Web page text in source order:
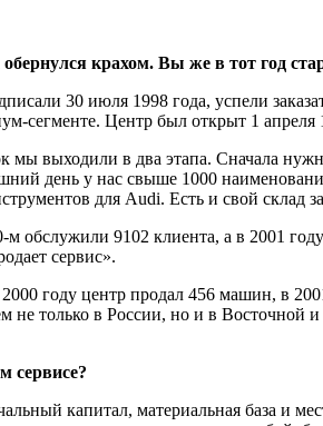
крахом. Вы же в тот год
30 июля 1998 года, успели
сегменте. Центр был открыт 1 апреля
выходили в два этапа. Сначала
день у нас свыше 1000
для Audi. Есть и свой склад
обслужили 9102 клиента, а в 2001
сервис».
году центр продал 456 машин, в
только в России, но и в Восточной
сервисе?
капитал, материальная база